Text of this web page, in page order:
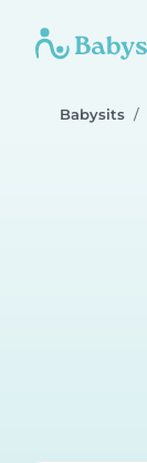
Babysits